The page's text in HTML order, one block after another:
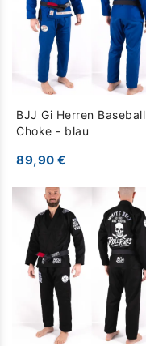
BJJ Gi Herren Baseball
Choke - blau
89,90 €